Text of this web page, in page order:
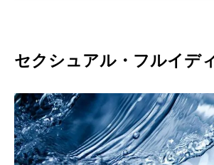
セクシュアル・フルイデ